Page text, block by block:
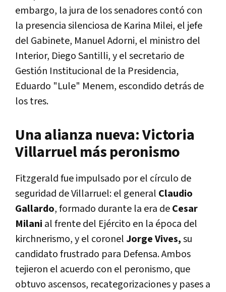
embargo, la jura de los senadores contó con
la presencia silenciosa de Karina Milei, el jefe
del Gabinete, Manuel Adorni, el ministro del
Interior, Diego Santilli, y el secretario de
Gestión Institucional de la Presidencia,
Eduardo "Lule" Menem, escondido detrás de
los tres.
Una alianza nueva: Victoria
Villarruel más peronismo
Fitzgerald fue impulsado por el círculo de
seguridad de Villarruel: el general Claudio
Gallardo, formado durante la era deCesar
Milani al frente del Ejército en la época del
kirchnerismo, y el coronelJorge Vives,su
candidato frustrado para Defensa. Ambos
tejieron el acuerdo con el peronismo, que
obtuvo ascensos, recategorizaciones y pases a